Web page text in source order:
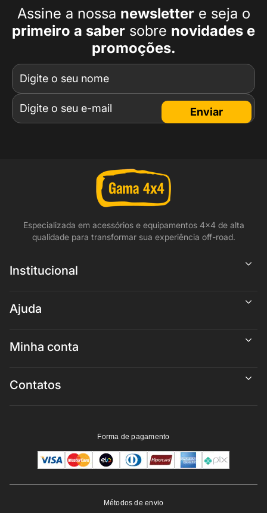
Assine a nossa newslettere seja o
primeiro a saber sobre novidades e
promoções.
Enviar
Especializada em acessórios e equipamentos 4x4 de alta
qualidade para transformar sua experiência off-road.
Institucional
Ajuda
Minha conta
Contatos
Forma de pagamento
Métodos de envio